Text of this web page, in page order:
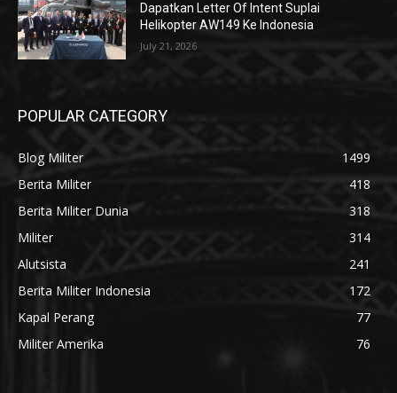
Dapatkan Letter Of Intent Suplai
Helikopter AW149 Ke Indonesia
July 21, 2026
POPULAR CATEGORY
Blog Militer
1499
Berita Militer
418
Berita Militer Dunia
318
Militer
314
Alutsista
241
Berita Militer Indonesia
172
Kapal Perang
77
Militer Amerika
76